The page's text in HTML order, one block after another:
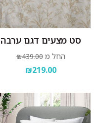
סט מצעים דגם ערבה
החל מ ₪439.00
₪219.00